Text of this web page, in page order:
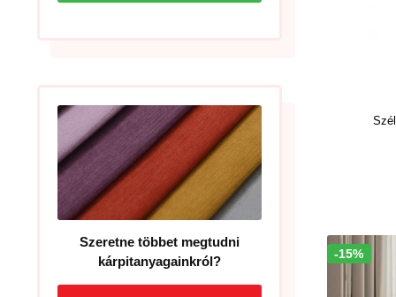
Akció!
-15%
Szeretne többet megtudni
kárpitanyagainkról?